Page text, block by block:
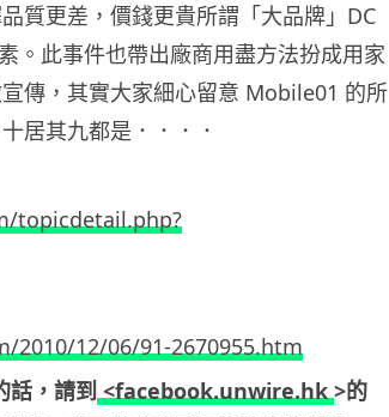
質更差，價錢更貴所謂「大品牌」DC
。此事件也帶出廠商用盡方法扮成用家
傳，其實大家細心留意 Mobile01 的所
居其九都是．．．．
topicdetail.php?
2010/12/06/91-2670955.htm
，請到<facebook.unwire.hk>的